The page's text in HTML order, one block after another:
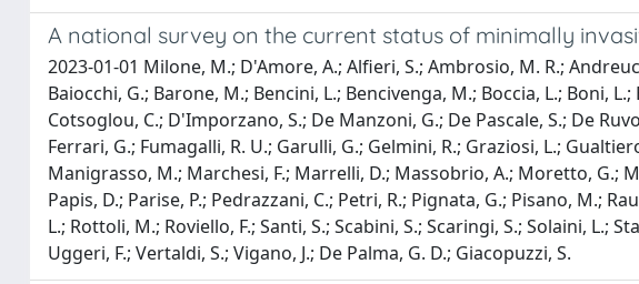
A national survey on the current status of minimally
2023-01-01 Milone, M.; D'Amore, A.; Alfieri, S.; Ambrosio, M. R.;
Baiocchi, G.; Barone, M.; Bencini, L.; Bencivenga, M.; Boccia, L.; Boni,
Cotsoglou, C.; D'Imporzano, S.; De Manzoni, G.; De Pascale, S.; De
Ferrari, G.; Fumagalli, R. U.; Garulli, G.; Gelmini, R.; Graziosi, L.;
Manigrasso, M.; Marchesi, F.; Marrelli, D.; Massobrio, A.; Moretto, G.;
Papis, D.; Parise, P.; Pedrazzani, C.; Petri, R.; Pignata, G.; Pisano, M.;
L.; Rottoli, M.; Roviello, F.; Santi, S.; Scabini, S.; Scaringi, S.; Solaini, L.;
Uggeri, F.; Vertaldi, S.; Vigano, J.; De Palma, G. D.; Giacopuzzi, S.